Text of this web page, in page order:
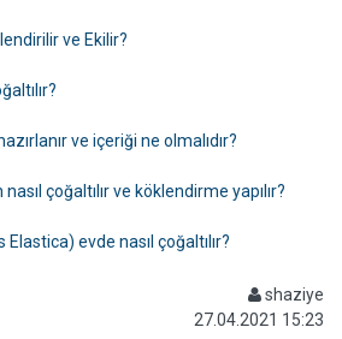
ve Ekilir?
ve içeriği ne olmalıdır?
çoğaltılır ve köklendirme yapılır?
evde nasıl çoğaltılır?
shaziye
27.04.2021 15:23